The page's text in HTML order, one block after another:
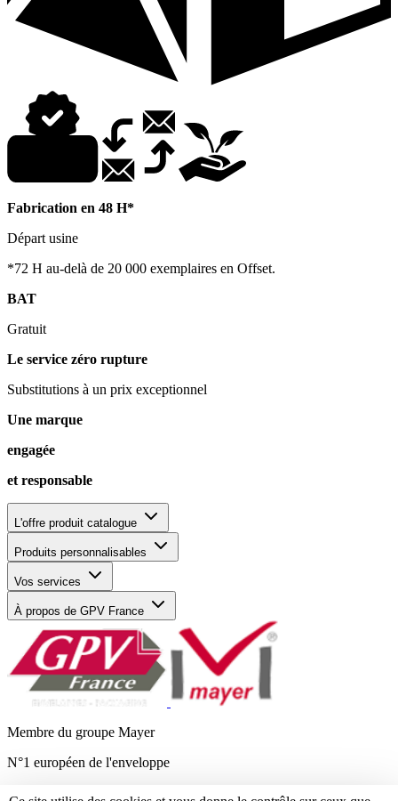
Fabrication en 48 H*
Départ usine
*72 H au-delà de 20 000 exemplaires en Offset.
BAT
Gratuit
Le service zéro rupture
Substitutions à un prix exceptionnel
Une marque
engagée
et responsable
L'offre produit catalogue
Produits personnalisables
Vos services
À propos de GPV France
Membre du groupe Mayer
N°1 européen de l'enveloppe